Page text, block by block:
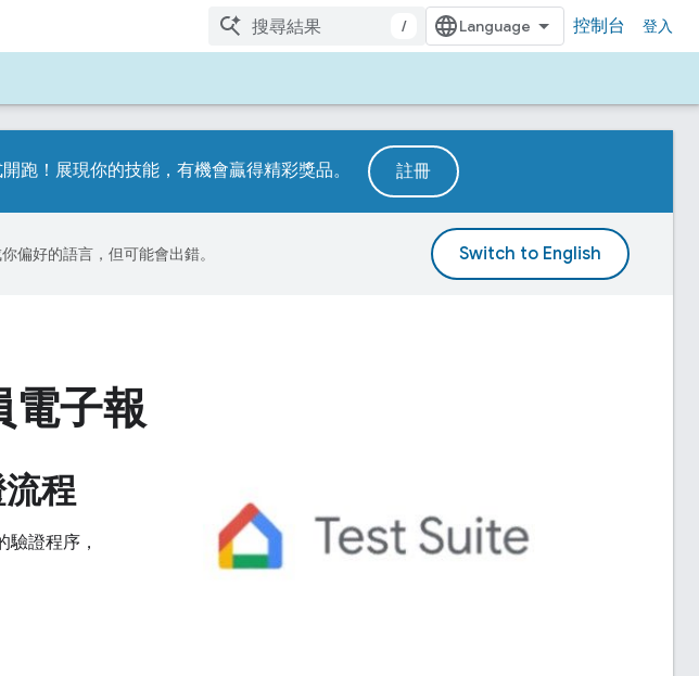
/ 控制台 登入
跑！展現你的技能，有機會贏得精彩獎品。 註冊
偏好的語言，但可能會出錯。
電子報
流程
驗證程序，